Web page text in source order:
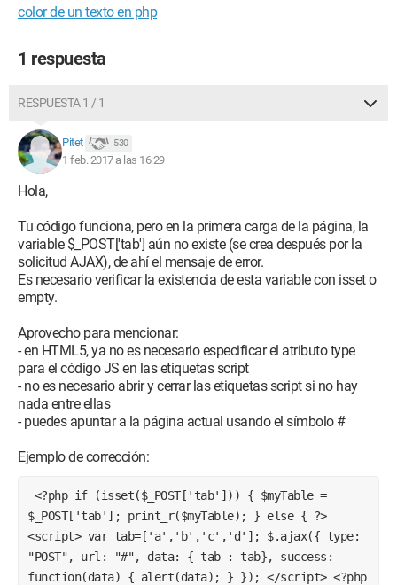
<?php
print_r($myTable);
necesito el array en la misma página (todo el procesamiento
se hace en la misma página)
Por favor, ¿cómo puedo modificar este código para poder
recuperar el array en PHP?
Configuración:Windows / Chrome 55.0.2883.87
color de un texto en php
1 respuesta
RESPUESTA 1 / 1
Pitet 530
1 feb. 2017 a las 16:29
Hola,
Tu código funciona, pero en la primera carga de la página, la
variable $_POST['tab'] aún no existe (se crea después por la
solicitud AJAX), de ahí el mensaje de error.
Es necesario verificar la existencia de esta variable con isset o
empty.
Aprovecho para mencionar:
- en HTML5, ya no es necesario especificar el atributo type
para el código JS en las etiquetas script
- no es necesario abrir y cerrar las etiquetas script si no hay
nada entre ellas
- puedes apuntar a la página actual usando el símbolo #
Ejemplo de corrección:
$_POST['tab']; print_r($myTable); } else { ?>
<script> var tab=['a','b','c','d']; $.ajax({ type:
"POST", url: "#", data: { tab : tab}, success:
function(data) { alert(data); } }); </script> <?php